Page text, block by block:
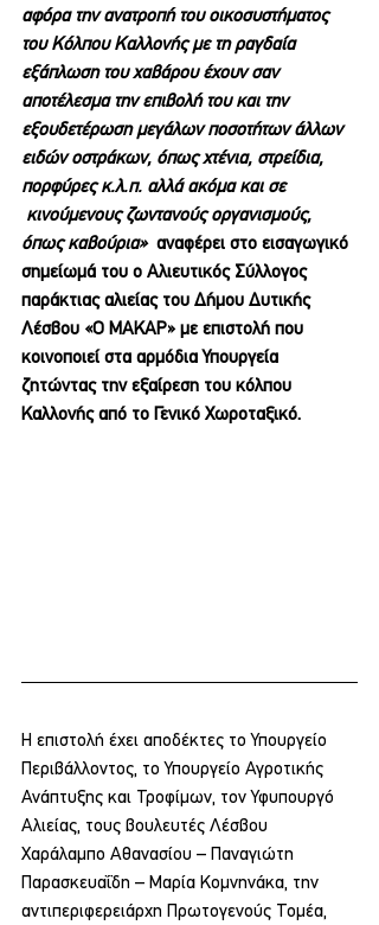
αφόρα την ανατροπή του οικοσυστήματος
του Κόλπου Καλλονής με τη ραγδαία
εξάπλωση του χαβάρου έχουν σαν
αποτέλεσμα την επιβολή του και την
εξουδετέρωση μεγάλων ποσοτήτων άλλων
ειδών οστράκων, όπως χτένια, στρείδια,
πορφύρες κ.λ.π. αλλά ακόμα και σε
κινούμενους ζωντανούς οργανισμούς,
όπως καβούρια» αναφέρει στο εισαγωγικό
σημείωμά του ο Αλιευτικός Σύλλογος
παράκτιας αλιείας του Δήμου Δυτικής
Λέσβου «Ο ΜΑΚΑΡ» με επιστολή που
κοινοποιεί στα αρμόδια Υπουργεία
ζητώντας την εξαίρεση του κόλπου
Καλλονής από το Γενικό Χωροταξικό.
Η επιστολή έχει αποδέκτες το Υπουργείο
Περιβάλλοντος, το Υπουργείο Αγροτικής
Ανάπτυξης και Τροφίμων, τον Υφυπουργό
Αλιείας, τους βουλευτές Λέσβου
Χαράλαμπο Αθανασίου – Παναγιώτη
Παρασκευαΐδη – Μαρία Κομνηνάκα, την
αντιπεριφερειάρχη Πρωτογενούς Τομέα,